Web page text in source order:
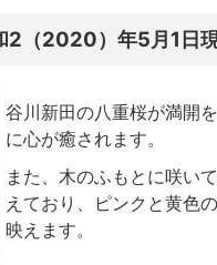
2（2020）年5月1日現
谷川新田の八重桜が満開
に心が癒されます。
また、木のふもとに咲い
えており、ピンクと黄色
映えます。